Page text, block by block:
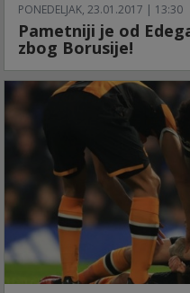
PONEDELJAK, 23.01.2017 | 13:30
Pametniji je od
zbog Borusije!